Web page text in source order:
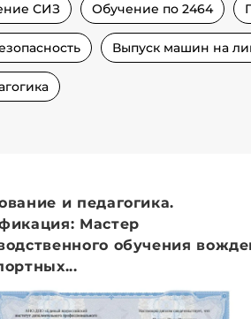
СИЗ Обучение по 2464
Выпуск машин на
и педагогика.
Мастер
обучения